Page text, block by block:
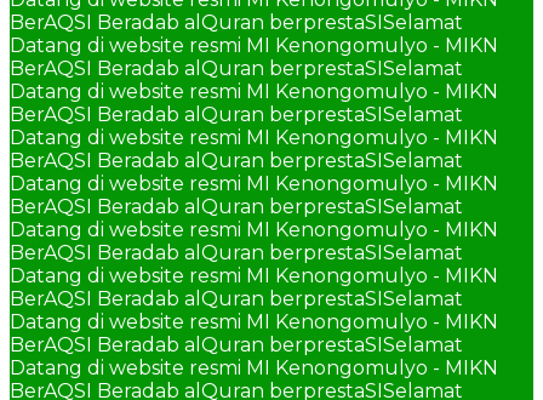
BerAQSI Beradab alQuran berprestaSISelamat
Datang di website resmi MI Kenongomulyo - MIKN
BerAQSI Beradab alQuran berprestaSISelamat
Datang di website resmi MI Kenongomulyo - MIKN
BerAQSI Beradab alQuran berprestaSISelamat
Datang di website resmi MI Kenongomulyo - MIKN
BerAQSI Beradab alQuran berprestaSISelamat
Datang di website resmi MI Kenongomulyo - MIKN
BerAQSI Beradab alQuran berprestaSISelamat
Datang di website resmi MI Kenongomulyo - MIKN
BerAQSI Beradab alQuran berprestaSISelamat
Datang di website resmi MI Kenongomulyo - MIKN
BerAQSI Beradab alQuran berprestaSISelamat
Datang di website resmi MI Kenongomulyo - MIKN
BerAQSI Beradab alQuran berprestaSISelamat
Datang di website resmi MI Kenongomulyo - MIKN
BerAQSI Beradab alQuran berprestaSISelamat